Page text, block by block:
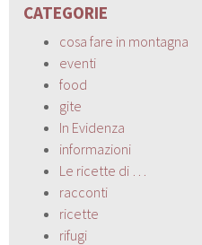
CATEGORIE
cosa fare in montagna
eventi
food
gite
In Evidenza
informazioni
Le ricette di …
racconti
ricette
rifugi